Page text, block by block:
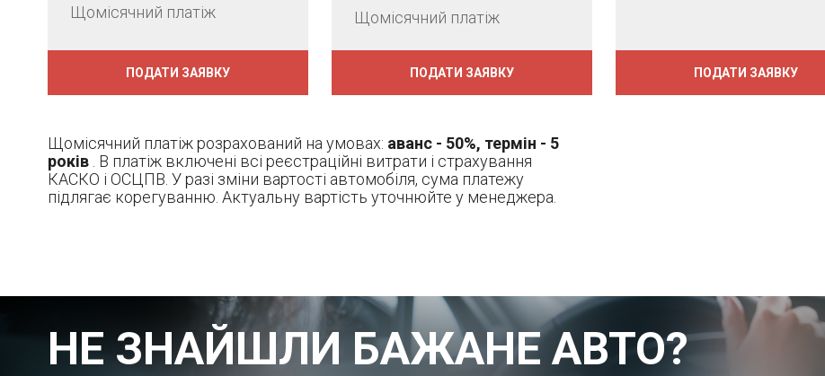
Щомісячний платіж
ПОДАТИ ЗАЯВКУ
Щомісячний платіж
ПОДАТИ ЗАЯВКУ ПОДАТИ ЗАЯВКУ
Щомісячний платіж розрахований на умовах: аванс - 50%, термін - 5
років . В платіж включені всі реєстраційні витрати і страхування
КАСКО і ОСЦПВ. У разі зміни вартості автомобіля, сума платежу
підлягає корегуванню. Актуальну вартість уточнюйте у менеджера.
НЕ ЗНАЙШЛИ БАЖАНЕ АВТО?